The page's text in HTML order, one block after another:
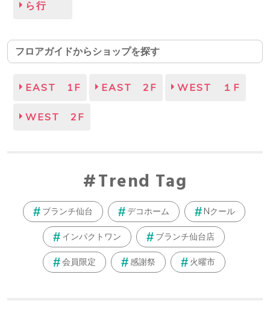
ら行
フロアガイドからショップを探す
EAST 1F EAST 2F WEST １F
WEST 2F
Trend Tag
ブランチ仙台 デコホーム Nクール
インパクトワン ブランチ仙台店
会員限定 感謝祭 火曜市